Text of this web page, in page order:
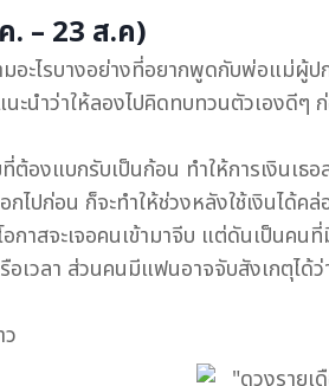
. – 23 ส.ค)
อะไรบางอย่างที่อยากพูดกับพ่อแม่ผู้ป
นะนำว่าให้ลองไปคิดทบทวนตัวเองดี
ต้องแบกรับเป็นก้อน ทำให้การเงินเธ
ไปก่อน ก็จะทำให้ช่วงหลังใช้เงินได้คล่
กาสจะเจอคนเข้ามาจีบ แต่ดันเป็นค
รือเวลา ส่วนคนมีแฟนอาจจับสังเกตุ